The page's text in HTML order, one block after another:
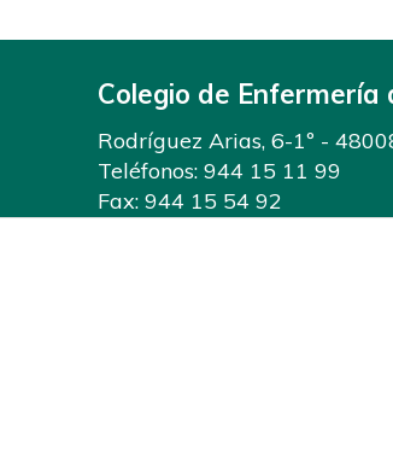
Colegio de Enfermería
Rodríguez Arias, 6-1º -
Teléfonos: 944 15 11 99
Fax: 944 15 54 92